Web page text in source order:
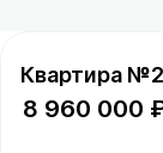
Квартира
8 960 000